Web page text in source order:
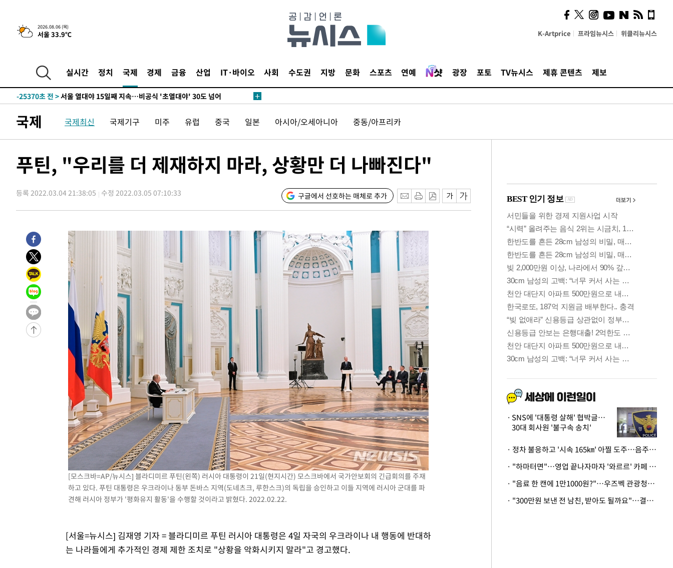
2026.08.06 (목)
서울 33.9℃ K-Artprice 프라임뉴시스 위클리뉴시스
실시간 정치 국제 경제 금융 산업 IT·바이오 사회 수도권 지방 문화 스포츠 연예 광장 포토 TV뉴시스 제휴 콘텐츠 제보
-30660초 전 >[속보]산업장관 "李정부, 원전 반대 안해…안정 전력 위해 불가피"
-29357초 전 >[속보]경찰, '홍명보 선임 논란' 대한축구협회·축구회관 등 압수수
-28537초 전 >
[속보]코스피 매도사이드카 발동…4%대 급락
-27809초 전 >
-25370초 전 >서울 열대야 15일째 지속…비공식 '초열대야' 30도 넘어
-23920초 전 >
[속보]코스피, 119.51포인트(1.81%) 내린 6478.75 개장
-20367초 전 >6월 경상수지 497.3억 달러…두 달 연속 사상 최대
-17680초 전 >
미 워싱턴주 스포캔 시의 통제불능 3개 산불, 방화선 일부 구축
우 0.49%↑
-8208초 전 >[속보] 이란 대통령 "지금 최고지도자와 소통하기가 매우 어려워" 취
2시간 전 >[속보] "이란-오만, 호르무즈 해협 통행 항로 합의" 이란 외무부 대변인
-29377초 전 >
[속보]경찰, '홍명보 선임 논란' 대한축구협회·축구회관 등 압수수
-28764초 전 >
[속보]산업장관 "美무역법 제301조 과잉생산 결과 발표 8월 중 예
-28557초 전 >
[속보]코스피 매도사이드카 발동…4%대 급락
-27829초 전 >
[속보]전남광주 초대 시민추천 부시장에 백승주·윤난실
-25390초 전 >
서울 열대야 15일째 지속…비공식 '초열대야' 30도 넘어
-23957초 전 >
[속보]코스닥, 2.15포인트(0.27%) 내린 797.44 출발
-23940초 전 >
[속보]코스피, 119.51포인트(1.81%) 내린 6478.75 개장
-20387초 전 >
6월 경상수지 497.3억 달러…두 달 연속 사상 최대
서울 낮 39도 '폭염중대경보'…40도 관측 가능성도
미 워싱턴주 스포캔 시의 통제불능 3개 산불, 방화선 일부 구축
[속보] 호르무즈 해협 이란-오만 협상 기대속 뉴욕증시 혼조 마감 다
[속보] 이란 대통령 "지금 최고지도자와 소통하기가 매우 어려워" 취
[속보] "이란-오만, 호르무즈 해협 통행 항로 합의" 이란 외무부 대변인
국제 국제최신 국제기구 미주 유럽 중국 일본 아시아/오세아니아 중동/아프리카
푸틴, "우리를 더 제재하지 마라, 상황만 더 나빠진다"
등록 2022.03.04 21:38:05 수정 2022.03.05 07:10:33 구글에서 선호하는 매체로 추가
[모스크바=AP/뉴시스] 블라디미르 푸틴(왼쪽) 러시아 대통령이 21일(현지시간) 모스크바에서 국가안보회의 긴급회의를 주재
하고 있다. 푸틴 대통령은 우크라이나 동부 돈바스 지역(도네츠크, 루한스크)의 독립을 승인하고 이들 지역에 러시아 군대를 파
견해 러시아 정부가 '평화유지 활동'을 수행할 것이라고 밝혔다. 2022.02.22.
[서울=뉴시스] 김재영 기자 = 블라디미르 푸틴 러시아 대통령은 4일 자국의 우크라이나 내 행동에 반대하
는 나라들에게 추가적인 경제 제한 조치로 "상황을 악화시키지 말라"고 경고했다.
계…'고급 가요'의 주체적
영토
SNS에 '대통령 살해' 협박글…
30대 회사원 '불구속 송치'
· 정차 불응하고 '시속 165㎞' 아찔 도주…음주운전자 체포
· "하마터면"…영업 끝나자마자 '와르르' 카페 테라스 덮친 대리석 외벽
· "음료 한 캔에 1만1000원?"…우즈벡 관광청까지 나섰다, 유튜버 폭로 후폭풍
· "300만원 보낸 전 남친, 받아도 될까요"…결혼 앞둔 예비신부의 뜻밖 고충